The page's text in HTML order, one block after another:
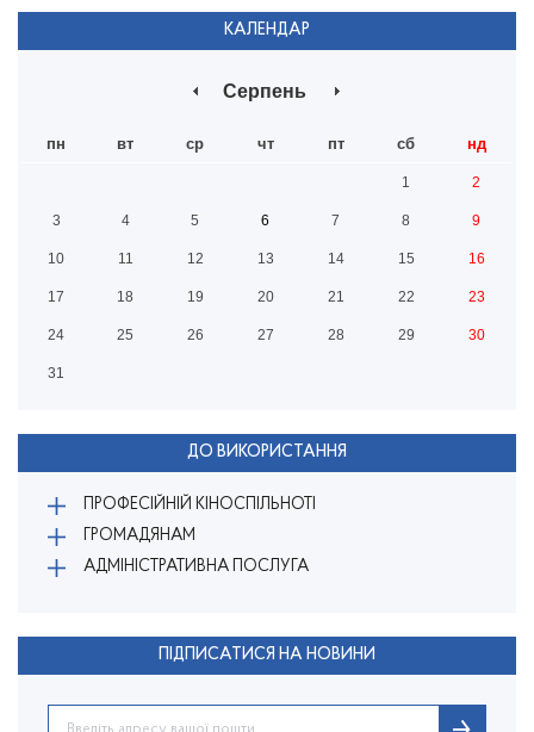
КАЛЕНДАР
Серпень
пн вт ср чт пт сб нд
1 2
3 4 5 6 7 8 9
10 11 12 13 14 15 16
17 18 19 20 21 22 23
24 25 26 27 28 29 30
31
ДО ВИКОРИСТАННЯ
ПРОФЕСІЙНІЙ КІНОСПІЛЬНОТІ
ГРОМАДЯНАМ
АДМІНІСТРАТИВНА ПОСЛУГА
ПІДПИСАТИСЯ НА НОВИНИ